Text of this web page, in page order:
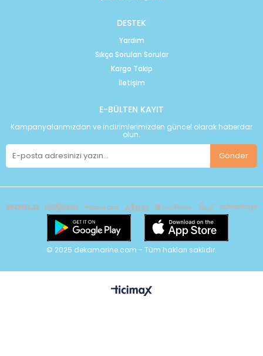
DESTEK
Yardım
Sıkça Sorulan Sorular
Kargo Takip
İletişim
E-BÜLTEN KAYIT
Kampanyalarımızdan ve indirimlerimizden güncel olarak haberdar
olun.
Gönder
© 2025 dekamarine.com - Tüm hakları saklıdır.